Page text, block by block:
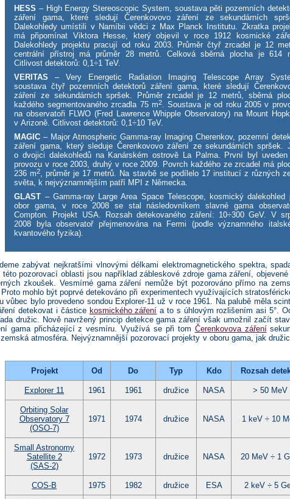
HESS – High Energy Stereoscopic System, soustava pěti pozemních
záření gama, které sledují Čerenkovovo záření ze sekundárních
Dalekohledy umístili v Namíbii vědci z Max Planck Institutu. Zkratka
má připomínat Viktora Hesse, který objevil v roce 1912 kosmické
Dalekohledy projektu pracují od roku 2003. Průměr čtyř zrcadel je 12
centrální přístroj má průměr 28 metrů. Celková sběrná plocha je 614
Citlivost detektorů: 0,1÷1 TeV.
VERITAS – Very Energetic Radiation Imaging Telescope Array
soustava čtyř pozemních detektorů záření gama, které sledují
záření ze sekundárních spršek. Průměr zrcadel je 12 metrů, sběrná
každého segmentovaného zrcadla 75 m2. Soustava je od roku 2005 v
na observatoři FLWO (Fred Lawrence Whipple Observatory) na Mount
v Arizoně. Citlivost detektorů: 0,1÷10 TeV.
MAGIC – Major Atmospheric Gamma-ray Imaging Cherenkov, pozemní
záření gama, který sleduje Čerenkovovo záření ze sekundárních spršek.
o dvojici dalekohledů na Kanárském ostrově La Palma. První byl uveden
provozu v roce 2003, druhý v roce 2009. Povrch každého ze zrcadel má
236 m2, průměr je 17 metrů. Na stavbě se podílelo 17 institucí z různých
světa, k nejvýznamnějším patří MPI z Německa.
GLAST – Gamma-ray Large Area Space Telescope, kosmický dalekohled
obor gama, v roce 2008 se stal následovníkem slavné gama
Compton. Projekt USA. Rozsah detekovaného záření: 10÷300 GeV. V
2008 byla observatoř přejmenována na Fermi (podle významného
kvantového fyzika).
zabývat nejkratšími vlnovými délkami elektromagnetického spektra,
pozorovací oblasti jsou například zábleskové zdroje gama záření,
zkoušek. Vesmírné gama záření nemůže být pozorováno přímo na
mohlo být poprvé detekováno při experimentech využívajících
vůbec bylo provedeno sondou Explorer-11 už v roce 1961. Na palubě měla
detekovat i částice kosmického záření a to s úhlovým rozlišením asi 5°.
družic. Nově navržený princip detekce gama záření však umožnil začít
gama přicházející z vesmíru. Využívá se při tom Čerenkovova záření
atmosféra. Nejvýznamnější pozorovací projekty v oboru gama, jak
Projekt Od Do Typ Kdo Rozsah
Explorer 11 1961 1961 družice NASA > 50 MeV
Orbiting Solar
Observatory 7
(OSO-7)
1971 1974 družice NASA 1 keV ÷ 10
Small Astronomy
Satellite 2
(SAS-2)
1972 1973 družice NASA 20 MeV ÷ 1
COS-B 1975 1982 družice ESA 2 keV ÷ 5